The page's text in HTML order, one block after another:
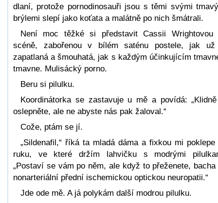
dlaní, protože pornodinosauři jsou s těmi svými
brýlemi slepí jako koťata a malátně po nich šmátrali.
Není moc těžké si představit Cassii Wrightovou
scéně, zabořenou v bílém saténu postele, jak
zapatlaná a šmouhatá, jak s každým účinkujícím
tmavne. Mulisácký porno.
Beru si pilulku.
Koordinátorka se zastavuje u mě a povídá:
oslepněte, ale ne abyste nás pak žaloval.“
Cože, ptám se jí.
„Sildenafil,“ říká ta mladá dáma a fixkou mi poklepe
ruku, ve které držím lahvičku s modrými
„Postaví se vám po něm, ale když to přeženete, bacha
nonarteriální přední ischemickou optickou neuropatii.“
Jde ode mě. A já polykám další modrou pilulku.